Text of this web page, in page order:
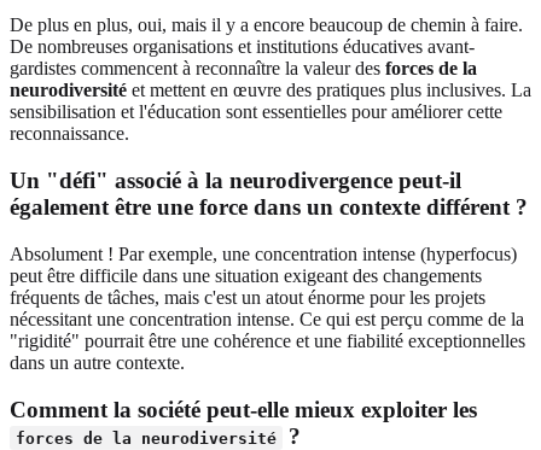
De plus en plus, oui, mais il y a encore beaucoup de chemin à faire.
De nombreuses organisations et institutions éducatives avant-
gardistes commencent à reconnaître la valeur des forces de la
neurodiversité et mettent en œuvre des pratiques plus inclusives. La
sensibilisation et l'éducation sont essentielles pour améliorer cette
reconnaissance.
Un "défi" associé à la neurodivergence peut-il
également être une force dans un contexte différent ?
Absolument ! Par exemple, une concentration intense (hyperfocus)
peut être difficile dans une situation exigeant des changements
fréquents de tâches, mais c'est un atout énorme pour les projets
nécessitant une concentration intense. Ce qui est perçu comme de la
"rigidité" pourrait être une cohérence et une fiabilité exceptionnelles
dans un autre contexte.
Comment la société peut-elle mieux exploiter les
forces de la neurodiversité ?